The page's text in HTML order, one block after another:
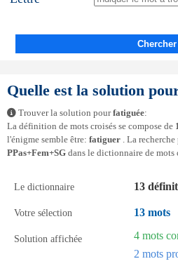
Chercher
Quelle est la solution
Trouver la solution pourfatiguée:
La définition de mots croisés se compose de
l'énigme semble être: fatiguer . La
PPas+Fem+SG dans le dictionnaire de mots
Le dictionnaire 13
Votre sélection 13 mots
Solution affichée
4 mots
2 mots